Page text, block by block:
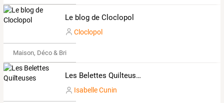
Le blog de Cloclopol
Cloclopol
Maison, Déco & Bricolage
Les Belettes Quilteuses
Isabelle Cunin